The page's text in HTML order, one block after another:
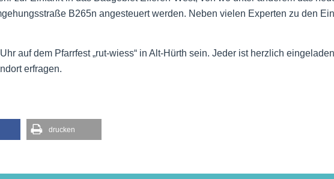
B265n angesteuert werden. Neben vielen Experten zu den
auf dem Pfarrfest „rut-wiess“ in Alt-Hürth sein. Jeder ist herzlich
erfragen.
drucken